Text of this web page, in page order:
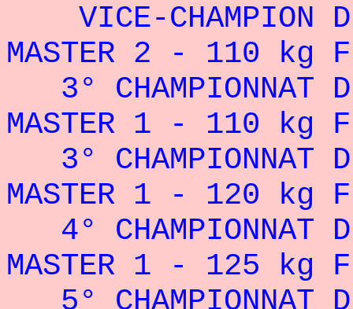
VICE-CHAMPION
MASTER 2 - 110 kg
3° CHAMPIONNAT
MASTER 1 - 110 kg
3° CHAMPIONNAT
MASTER 1 - 120 kg
4° CHAMPIONNAT
MASTER 1 - 125 kg
5° CHAMPIONNAT